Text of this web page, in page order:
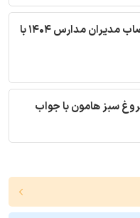
سوالات آزمون انتخاب و انتصاب مدیران مدارس 1404 با
سبز هامون با جواب